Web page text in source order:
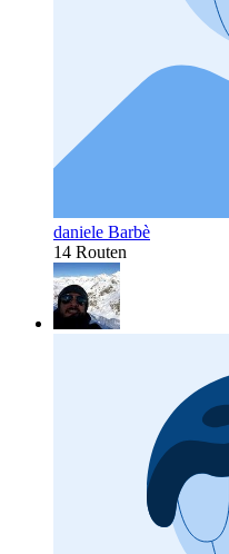
daniele Barbè
14 Routen